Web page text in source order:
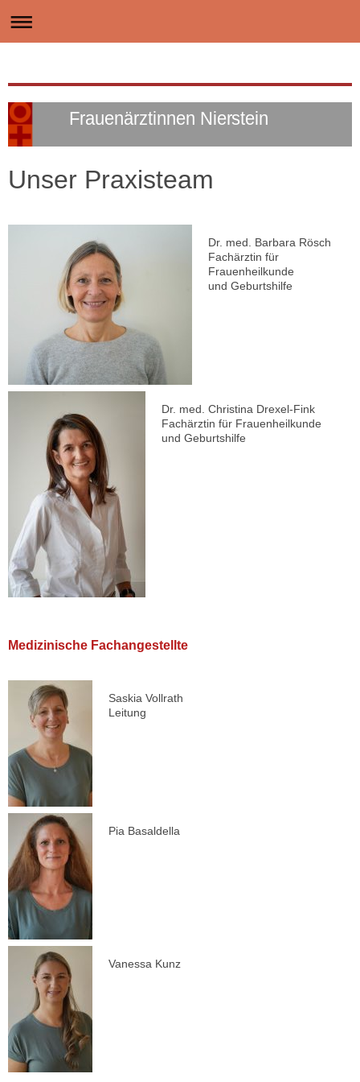
Frauenärztinnen Nierstein
Unser Praxisteam
Dr. med. Barbara Rösch
Fachärztin für
Frauenheilkunde
und Geburtshilfe
Dr. med. Christina Drexel-Fink
Fachärztin für Frauenheilkunde
und Geburtshilfe
Medizinische Fachangestellte
Saskia Vollrath
Leitung
Pia Basaldella
Vanessa Kunz